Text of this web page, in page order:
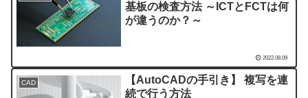
基板の検査方法 ～ICTとFCTは何
が違うのか？～
2022.08.09
CAD
【AutoCADの手引き】 複写を連
続で行う方法